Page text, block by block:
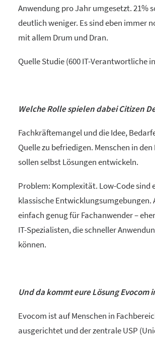
Anwendung pro Jahr umgesetzt. 21%
deutlich weniger. Es sind eben immer
mit allem Drum und Dran.
Quelle Studie (600 IT-Verantwortliche
Welche Rolle spielen dabei Citizen
Fachkräftemangel und die Idee,
Quelle zu befriedigen. Menschen in
sollen selbst Lösungen entwickeln.
Problem: Komplexität. Low-Code sind
klassische Entwicklungsumgebungen.
einfach genug für Fachanwender –
IT-Spezialisten, die schneller
können.
Und da kommt eure Lösung Evocom
Evocom ist auf Menschen in
ausgerichtet und der zentrale USP